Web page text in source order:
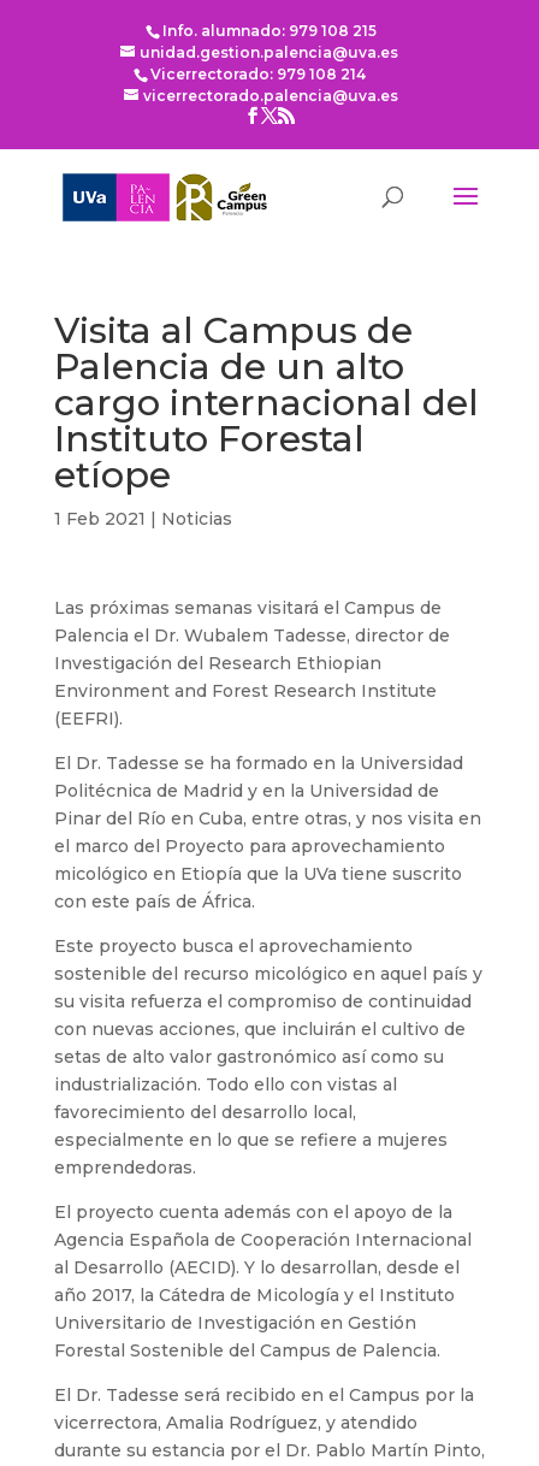
Info. alumnado: 979 108 215
unidad.gestion.palencia@uva.es
Vicerrectorado: 979 108 214
vicerrectorado.palencia@uva.es
Visita al Campus de
Palencia de un alto
cargo internacional del
Instituto Forestal
etíope
1 Feb 2021 | Noticias
Las próximas semanas visitará el Campus de
Palencia el Dr. Wubalem Tadesse, director de
Investigación del Research Ethiopian
Environment and Forest Research Institute
(EEFRI).
El Dr. Tadesse se ha formado en la Universidad
Politécnica de Madrid y en la Universidad de
Pinar del Río en Cuba, entre otras, y nos visita en
el marco del Proyecto para aprovechamiento
micológico en Etiopía que la UVa tiene suscrito
con este país de África.
Este proyecto busca el aprovechamiento
sostenible del recurso micológico en aquel país y
su visita refuerza el compromiso de continuidad
con nuevas acciones, que incluirán el cultivo de
setas de alto valor gastronómico así como su
industrialización. Todo ello con vistas al
favorecimiento del desarrollo local,
especialmente en lo que se refiere a mujeres
emprendedoras.
El proyecto cuenta además con el apoyo de la
Agencia Española de Cooperación Internacional
al Desarrollo (AECID). Y lo desarrollan, desde el
año 2017, la Cátedra de Micología y el Instituto
Universitario de Investigación en Gestión
Forestal Sostenible del Campus de Palencia.
El Dr. Tadesse será recibido en el Campus por la
vicerrectora, Amalia Rodríguez, y atendido
durante su estancia por el Dr. Pablo Martín Pinto,